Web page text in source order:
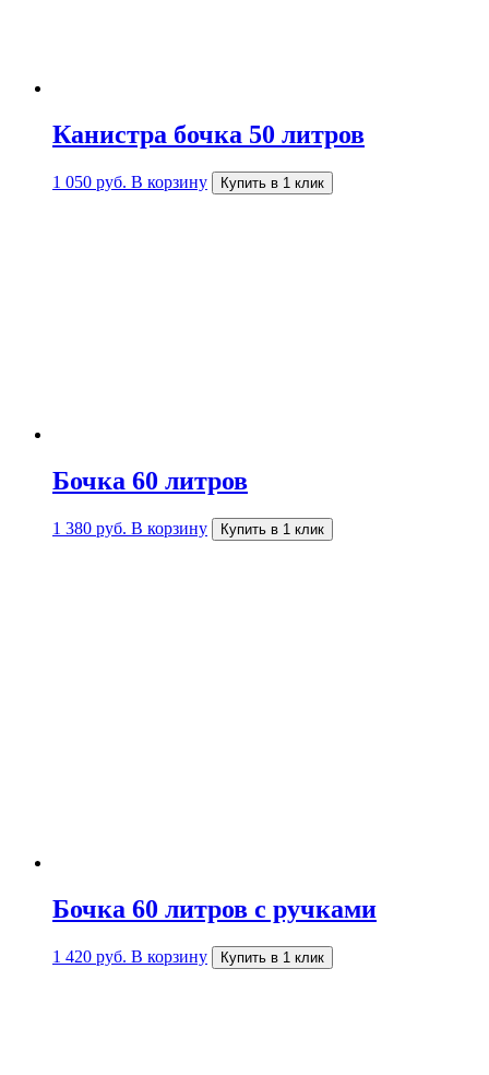
Канистра бочка 50 литров
1 050 руб. В корзину Купить в 1 клик
Бочка 60 литров
1 380 руб. В корзину Купить в 1 клик
Бочка 60 литров с ручками
1 420 руб. В корзину Купить в 1 клик